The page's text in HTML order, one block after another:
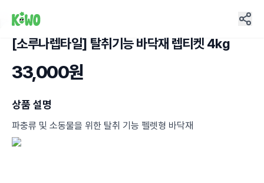
[소루나렙타일] 탈취기능 바닥재 렙티켓 4kg
33,000원
상품 설명
파충류 및 소동물을 위한 탈취 기능 펠렛형 바닥재